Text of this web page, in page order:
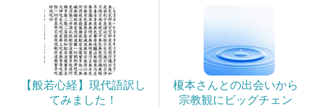
【般若心経】現代語訳し
てみました！
榎本さんとの出会いから
宗教観にビッグチェン